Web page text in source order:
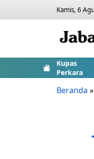
Kamis, 6
Kupas
Perkara
Beranda »